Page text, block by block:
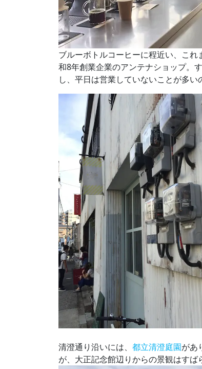
ブルーボトルコーヒーに程近い、こ
和8年創業企業のアンテナショップ。
し、平日は営業していないことが多
清澄通り沿いには、 都立清澄庭園があ
が、大正記念館辺りからの景観はすば